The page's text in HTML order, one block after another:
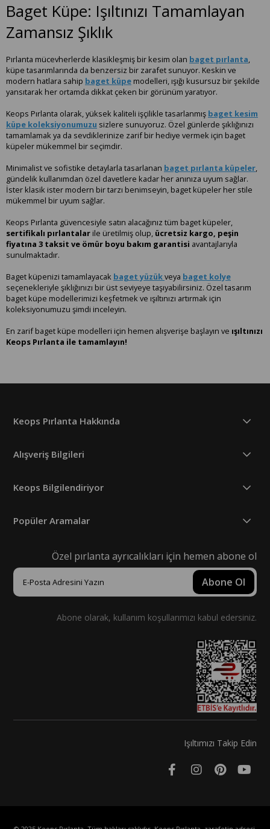
Baget Küpe: Işıltınızı Tamamlayan
Zamansız Şıklık
Pırlanta mücevherlerde klasikleşmiş bir kesim olan baget pırlanta,
küpe tasarımlarında da benzersiz bir zarafet sunuyor. Keskin ve
modern hatlara sahip baget küpe modelleri, ışığı kusursuz bir şekilde
yansıtarak her ortamda dikkat çeken bir görünüm yaratıyor.
Keops Pırlanta olarak, yüksek kaliteli işçilikle tasarlanmış baget kesim
küpe koleksiyonumuzu sizlere sunuyoruz. Özel günlerde şıklığınızı
tamamlamak ya da sevdiklerinize zarif bir hediye vermek için baget
küpeler mükemmel bir seçimdir.
Minimalist ve sofistike detaylarla tasarlanan baget pırlanta küpeler,
gündelik kullanımdan özel davetlere kadar her anınıza uyum sağlar.
İster klasik ister modern bir tarzı benimseyin, baget küpeler her stile
mükemmel bir uyum sağlar.
Keops Pırlanta güvencesiyle satın alacağınız tüm baget küpeler,
sertifikalı pırlantalar ile üretilmiş olup, ücretsiz kargo, peşin
fiyatına 3 taksit ve ömür boyu bakım garantisi avantajlarıyla
sunulmaktadır.
Baget küpenizi tamamlayacak baget yüzükveya baget kolye
seçenekleriyle şıklığınızı bir üst seviyeye taşıyabilirsiniz. Özel tasarım
baget küpe modellerimizi keşfetmek ve ışıltınızı artırmak için
koleksiyonumuzu şimdi inceleyin.
En zarif baget küpe modelleri için hemen alışverişe başlayın ve ışıltınızı
Keops Pırlanta ile tamamlayın!
Keops Pırlanta Hakkında
Alışveriş Bilgileri
Keops Bilgilendiriyor
Popüler Aramalar
Özel pırlanta ayrıcalıkları için hemen abone ol
Abone Ol
Abone olarak, kullanım koşullarımızı kabul edersiniz.
Işıltımızı Takip Edin